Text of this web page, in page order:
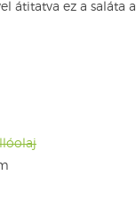
átitatva ez a saláta